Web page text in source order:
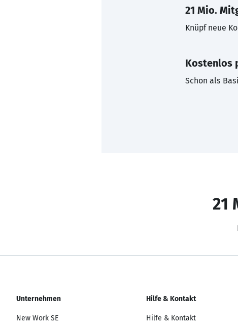
21 Mio.
Knüpf neue
Kostenlos
Schon als
21
Unternehmen
New Work SE
Hilfe & Kontakt
Hilfe & Kontakt